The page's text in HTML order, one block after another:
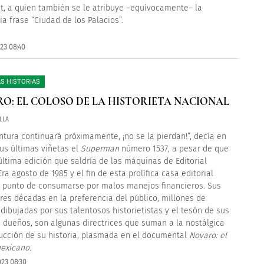
a quien también se le atribuye –equívocamente– la
frase “Ciudad de los Palacios”.
08:40
HISTORIAS
EL COLOSO DE LA HISTORIETA NACIONAL
continuará próximamente, ¡no se la pierdan!”, decía en
últimas viñetas el Superman número 1537, a pesar de que
edición que saldría de las máquinas de Editorial
agosto de 1985 y el fin de esta prolífica casa editorial
de consumarse por malos manejos financieros. Sus
décadas en la preferencia del público, millones de
por sus talentosos historietistas y el tesón de sus
dueños, son algunas directrices que suman a la nostálgica
de su historia, plasmada en el documental Novaro: el
.
08:30